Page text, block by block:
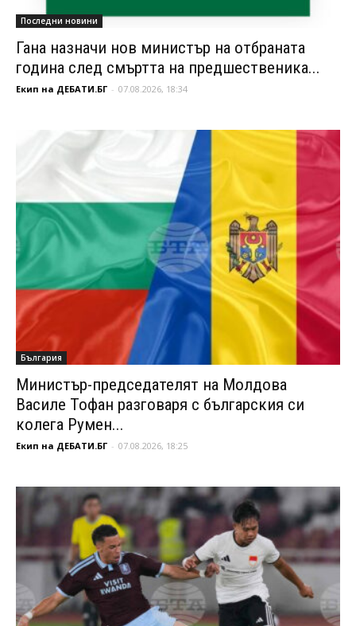
Последни новини
Гана назначи нов министър на отбраната
година след смъртта на предшественика...
Екип на ДЕБАТИ.БГ - 07.08.2026, 18:34
България
Министър-председателят на Молдова
Василе Тофан разговаря с българския си
колега Румен...
Екип на ДЕБАТИ.БГ - 07.08.2026, 18:25